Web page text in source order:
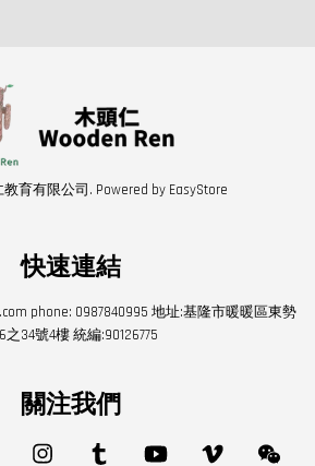
育有限公司. Powered by EasyStore
快速連結
phone: 0987840995 地址:基隆市暖暖區東勢
之34號4樓 統編:90126775
關注我們
Pinterest Instagram Tumblr YouTube Vimeo